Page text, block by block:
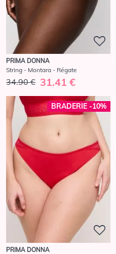
PRIMA DONNA
String - Montara - Régate
34.90 € 31.41 €
BRADERIE -10%
PRIMA DONNA